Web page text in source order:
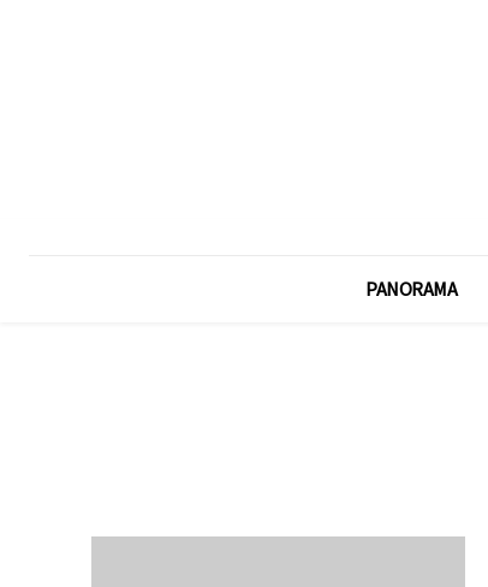
PANORAMA